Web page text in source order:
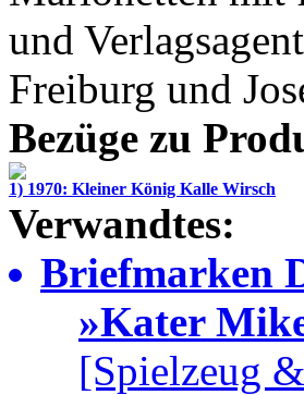
und
Freiburg und
Bezüge zu
1) 1970: Kleiner König Kalle Wirsch
Verwandtes:
Briefmarken
»Kater
[Spielzeug